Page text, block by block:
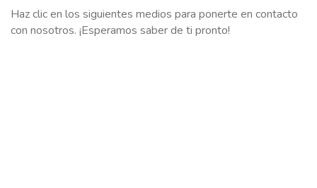
Haz clic en los siguientes medios para ponerte en contacto
con nosotros. ¡Esperamos saber de ti pronto!